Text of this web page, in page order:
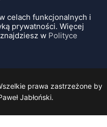
celach funkcjonalnych i
prywatności. Więcej
w Polityce
prawa zastrzeżone by
Jabłoński.